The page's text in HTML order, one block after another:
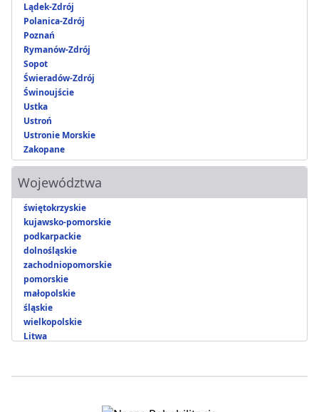
Lądek-Zdrój
Polanica-Zdrój
Poznań
Rymanów-Zdrój
Sopot
Świeradów-Zdrój
Świnoujście
Ustka
Ustroń
Ustronie Morskie
Zakopane
Województwa
świętokrzyskie
kujawsko-pomorskie
podkarpackie
dolnośląskie
zachodniopomorskie
pomorskie
małopolskie
śląskie
wielkopolskie
Litwa